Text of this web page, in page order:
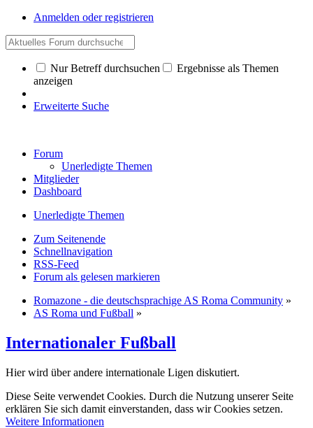
Anmelden oder registrieren
Nur Betreff durchsuchen
Ergebnisse als Themen
anzeigen
Erweiterte Suche
Forum
Unerledigte Themen
Mitglieder
Dashboard
Unerledigte Themen
Zum Seitenende
Schnellnavigation
RSS-Feed
Forum als gelesen markieren
Romazone - die deutschsprachige AS Roma Community »
AS Roma und Fußball »
Internationaler Fußball
Hier wird über andere internationale Ligen diskutiert.
Diese Seite verwendet Cookies. Durch die Nutzung unserer Seite
erklären Sie sich damit einverstanden, dass wir Cookies setzen.
Weitere Informationen